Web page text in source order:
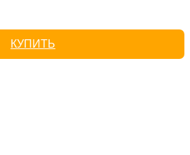
КУПИТЬ